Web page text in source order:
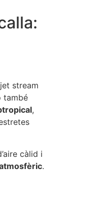
stream
també
,
càlid i
.